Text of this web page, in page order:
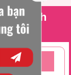
Thành
24/24